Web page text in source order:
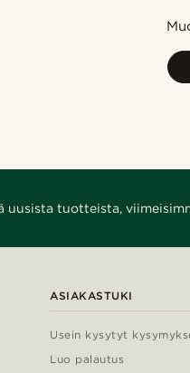
uusista tuotteista,
ASIAKASTUKI
Usein kysytyt
Luo palautus